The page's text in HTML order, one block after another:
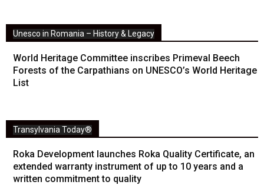
Unesco in Romania – History & Legacy
World Heritage Committee inscribes Primeval Beech
Forests of the Carpathians on UNESCO’s World Heritage
List
Transylvania Today®
Roka Development launches Roka Quality Certificate, an
extended warranty instrument of up to 10 years and a
written commitment to quality